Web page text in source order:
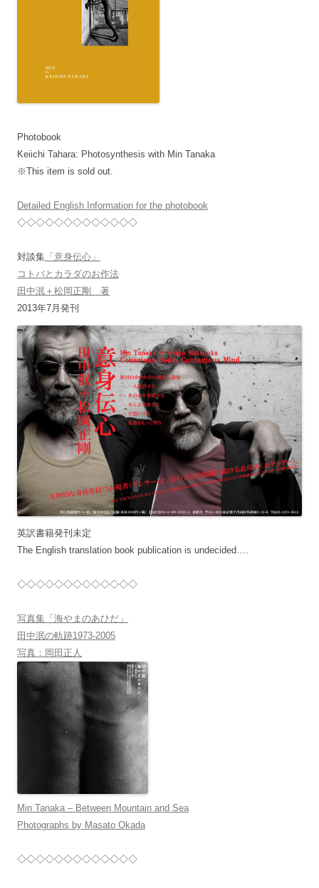
Photobook
Keiichi Tahara: Photosynthesis with Min Tanaka
※This item is sold out.
Detailed English Information for the photobook
◇◇◇◇◇◇◇◇◇◇◇◇◇
対談集 「意身伝心」
コトバとカラダのお作法
田中泯＋松岡正剛 著
2013年7月発刊
英訳書籍発刊未定
The English translation book publication is undecided….
◇◇◇◇◇◇◇◇◇◇◇◇◇
写真集「海やまのあひだ」
田中泯の軌跡1973-2005
写真：岡田正人
Min Tanaka – Between Mountain and Sea
Photographs by Masato Okada
◇◇◇◇◇◇◇◇◇◇◇◇◇